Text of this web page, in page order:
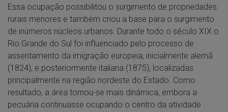
Essa ocupação possibilitou o surgimento de propriedades
rurais menores e também criou a base para o surgimento
de inúmeros núcleos urbanos. Durante todo o século XIX o
Rio Grande do Sul foi influenciado pelo processo de
assentamento da imigração europeia, inicialmente alemã
(1824), e posteriormente italiana (1875), localizadas
principalmente na região nordeste do Estado. Como
resultado, a área tornou-se mais dinâmica, embora a
pecuária continuasse ocupando o centro da atividade